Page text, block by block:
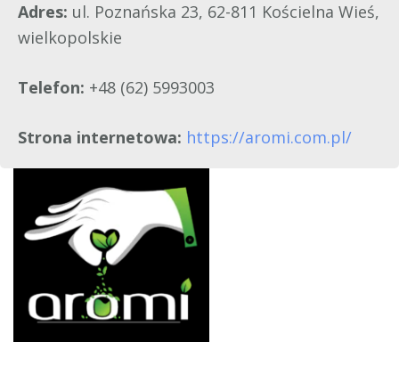
Adres: ul. Poznańska 23, 62-811 Kościelna Wieś,
wielkopolskie
Telefon: +48 (62) 5993003
Strona internetowa: https://aromi.com.pl/